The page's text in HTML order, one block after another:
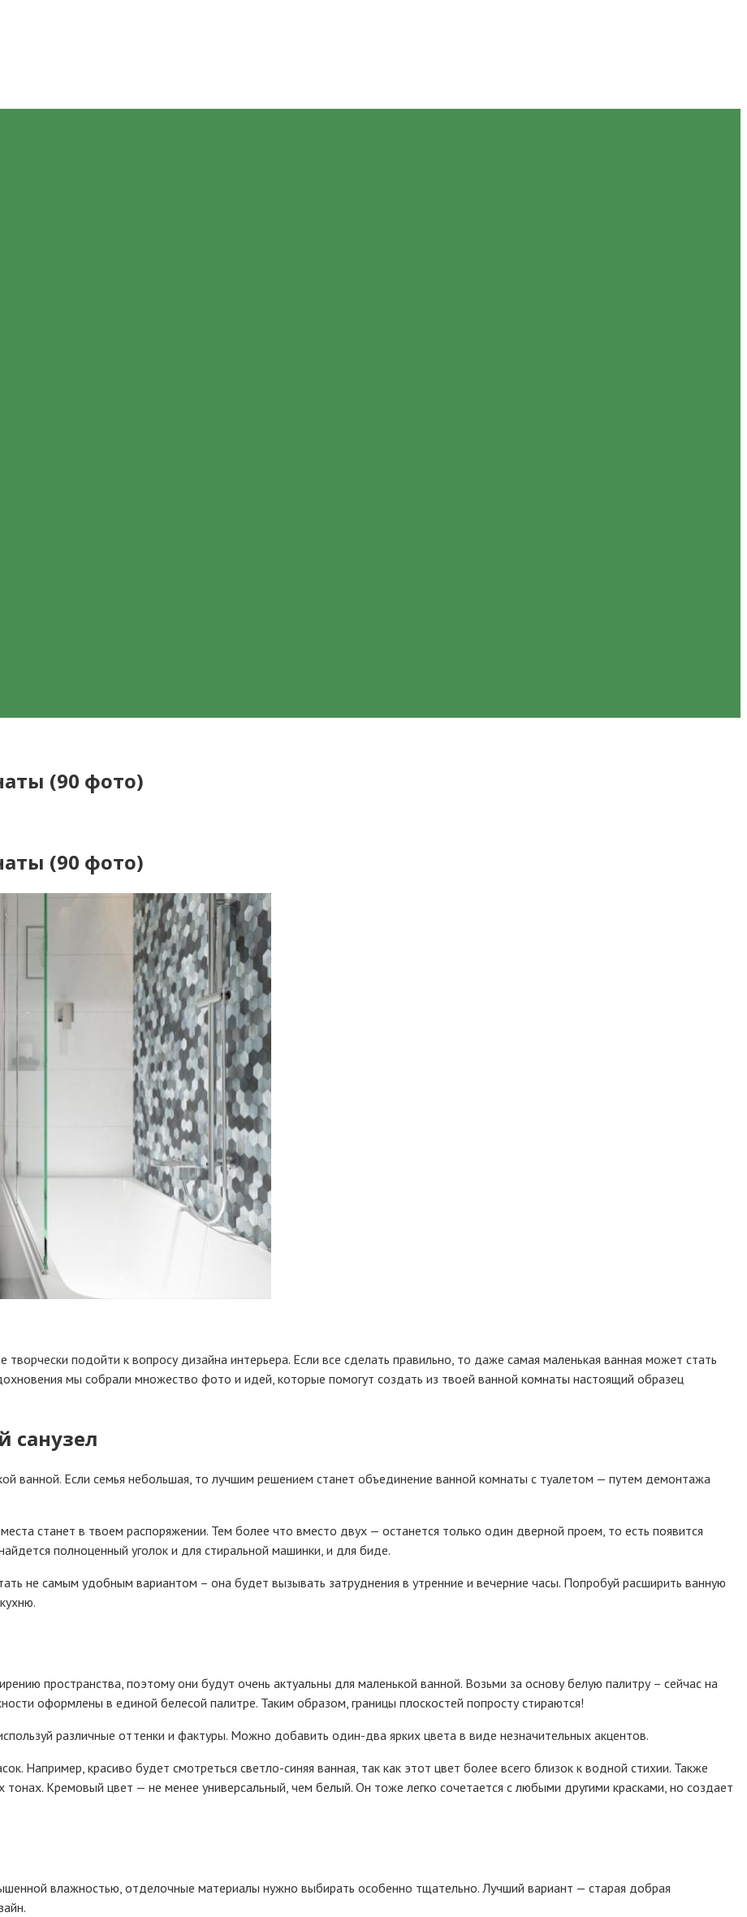
(90 фото)
(90 фото)
подойти к вопросу дизайна интерьера. Если все сделать правильно, то даже самая маленькая ванная может стать
мы собрали множество фото и идей, которые помогут создать из твоей ванной комнаты настоящий образец
санузел
ванной. Если семья небольшая, то лучшим решением станет объединение ванной комнаты с туалетом — путем демонтажа
станет в твоем распоряжении. Тем более что вместо двух — останется только один дверной проем, то есть появится
полноценный уголок и для стиральной машинки, и для биде.
не самым удобным вариантом – она будет вызывать затруднения в утренние и вечерние часы. Попробуй расширить ванную
пространства, поэтому они будут очень актуальны для маленькой ванной. Возьми за основу белую палитру – сейчас на
оформлены в единой белесой палитре. Таким образом, границы плоскостей попросту стираются!
различные оттенки и фактуры. Можно добавить один-два ярких цвета в виде незначительных акцентов.
Например, красиво будет смотреться светло-синяя ванная, так как этот цвет более всего близок к водной стихии. Также
Кремовый цвет — не менее универсальный, чем белый. Он тоже легко сочетается с любыми другими красками, но создает
влажностью, отделочные материалы нужно выбирать особенно тщательно. Лучший вариант — старая добрая